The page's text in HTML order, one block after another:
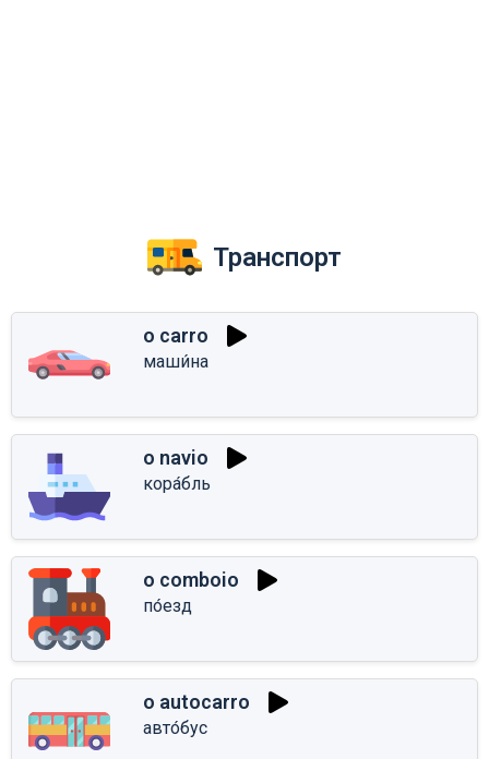
Транспорт
o carro
маши́на
o navio
кора́бль
o comboio
по́езд
o autocarro
авто́бус